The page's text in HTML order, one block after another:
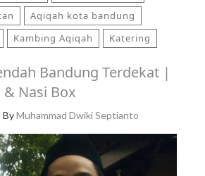
Aqiqah kota bandung
Kambing Aqiqah Katering
Bandung Terdekat |
Nasi Box
ByMuhammad Dwiki Septianto